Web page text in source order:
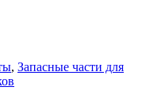
, Запасные части для